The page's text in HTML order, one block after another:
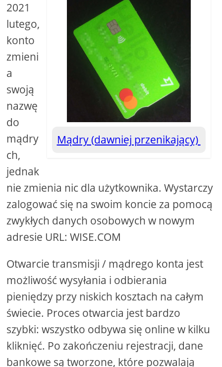
Mądry (dawniej przenikający)
2021
lutego,
konto
zmieni
a
swoją
nazwę
do
mądry
ch,
jednak
nie zmienia nic dla użytkownika. Wystarczy
zalogować się na swoim koncie za pomocą
zwykłych danych osobowych w nowym
adresie URL: WISE.COM
Otwarcie transmisji / mądrego konta jest
możliwość wysyłania i odbierania
pieniędzy przy niskich kosztach na całym
świecie. Proces otwarcia jest bardzo
szybki: wszystko odbywa się online w kilku
kliknięć. Po zakończeniu rejestracji, dane
bankowe są tworzone, które pozwalają